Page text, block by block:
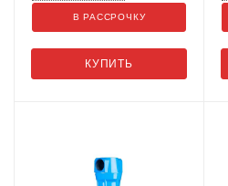
КУПИТЬ
В РАССРОЧКУ